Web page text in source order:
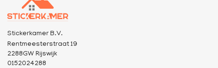
Stickerkamer B.V.
Rentmeesterstraat 19
2288GW Rijswijk
0152024288